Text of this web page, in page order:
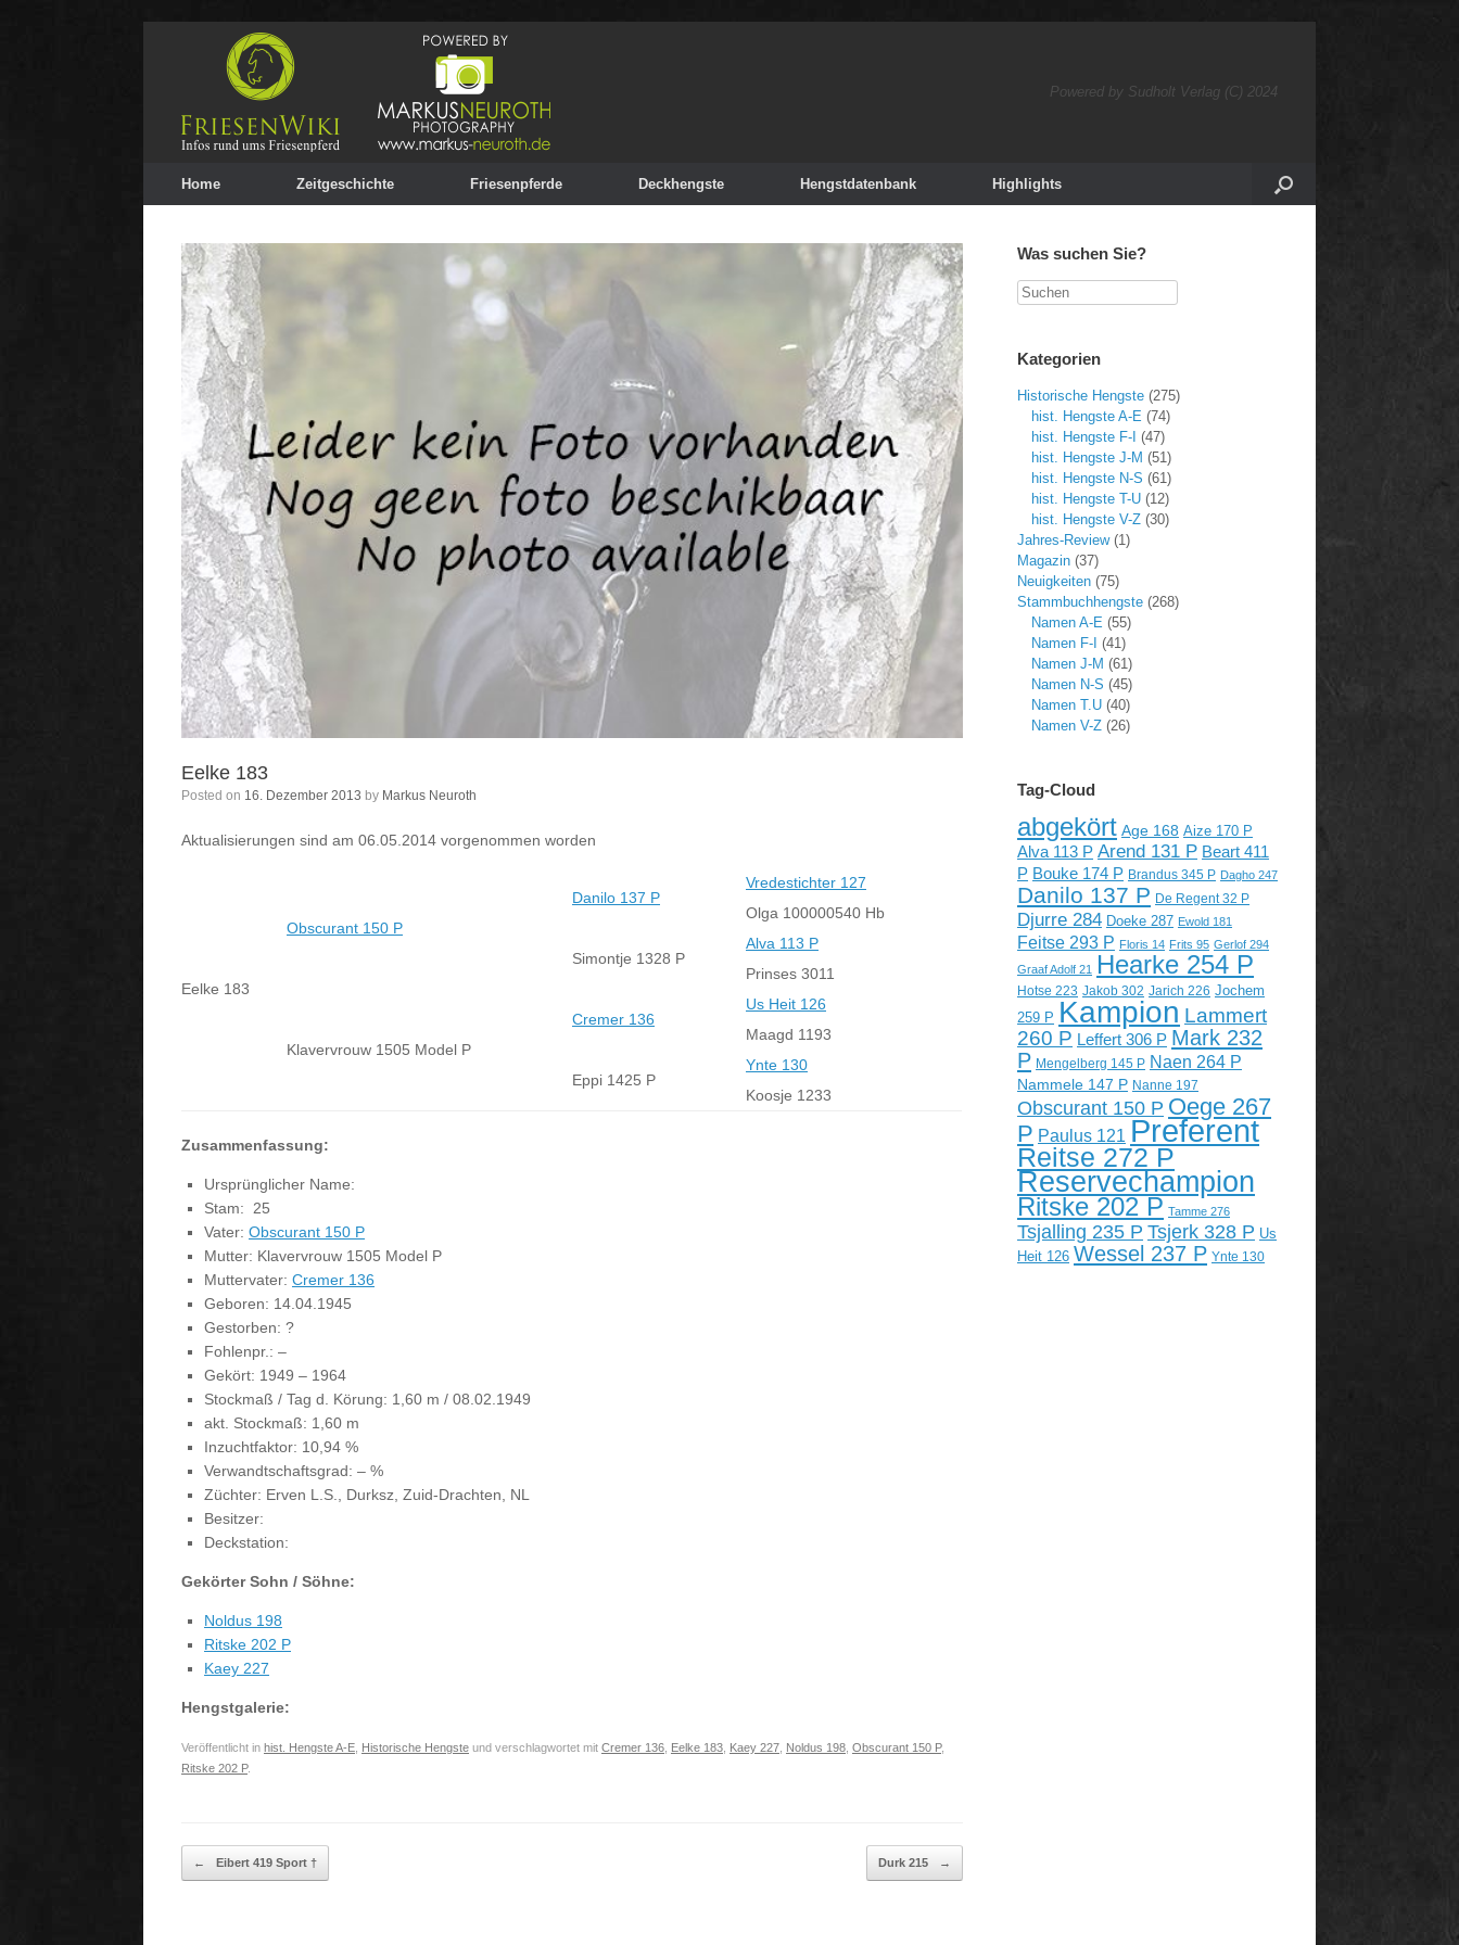
Powered by Sudholt Verlag (C) 2024
Home Zeitgeschichte Friesenpferde Deckhengste Hengstdatenbank Highlights
Eelke 183
Posted on 16. Dezember 2013 by Markus Neuroth
Aktualisierungen sind am 06.05.2014 vorgenommen worden
Eelke 183
Obscurant 150 P
Danilo 137 P
Vredestichter 127
Olga 100000540 Hb
Simontje 1328 P
Alva 113 P
Prinses 3011
Klavervrouw 1505 Model P
Cremer 136
Us Heit 126
Maagd 1193
Eppi 1425 P
Ynte 130
Koosje 1233
Zusammenfassung:
Ursprünglicher Name:
Stam: 25
Vater: Obscurant 150 P
Mutter: Klavervrouw 1505 Model P
Muttervater: Cremer 136
Geboren: 14.04.1945
Gestorben: ?
Fohlenpr.: –
Gekört: 1949 – 1964
Stockmaß / Tag d. Körung: 1,60 m / 08.02.1949
akt. Stockmaß: 1,60 m
Inzuchtfaktor: 10,94 %
Verwandtschaftsgrad: – %
Züchter: Erven L.S., Durksz, Zuid-Drachten, NL
Besitzer:
Deckstation:
Gekörter Sohn / Söhne:
Noldus 198
Ritske 202 P
Kaey 227
Hengstgalerie:
Veröffentlicht in hist. Hengste A-E Historische Hengste und verschlagwortet mit Cremer 136 Eelke 183 Kaey 227 Noldus 198 Obscurant 150 P,
Ritske 202 P.
Beitragsnavigation
← Eibert 419 Sport † Durk 215 →
Was suchen Sie?
Suchen
Kategorien
Historische Hengste (275)
hist. Hengste A-E (74)
hist. Hengste F-I (47)
hist. Hengste J-M (51)
hist. Hengste N-S (61)
hist. Hengste T-U (12)
hist. Hengste V-Z (30)
Jahres-Review(1)
Magazin (37)
Neuigkeiten (75)
Stammbuchhengste (268)
Namen A-E (55)
Namen F-I (41)
Namen J-M (61)
Namen N-S (45)
Namen T.U (40)
Namen V-Z (26)
Tag-Cloud
abgekört Age 168 Aize 170 P
Alva 113 P Arend 131 P Beart 411
P Bouke 174 P Brandus 345 P Dagho 247
Danilo 137 P De Regent 32 P
Djurre 284 Doeke 287 Ewold 181
Feitse 293 P Floris 14 Frits 95 Gerlof 294
Graaf Adolf 21
Hearke 254 P
Hotse 223 Jakob 302 Jarich 226 Jochem
259 P Kampion Lammert
260 P Leffert 306 P Mark 232
P Mengelberg 145 P Naen 264 P
Nammele 147 P Nanne 197
Obscurant 150 P Oege 267
P Paulus 121 Preferent
Reitse 272 P
Reservechampion
Ritske 202 P Tamme 276
Tsjalling 235 P Tsjerk 328 P Us
Heit 126 Wessel 237 P Ynte 130